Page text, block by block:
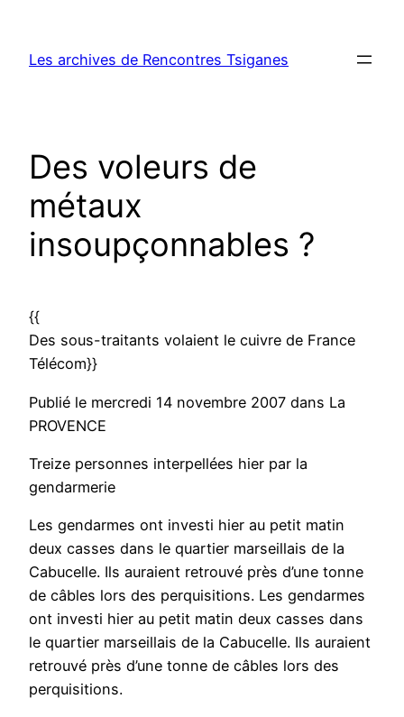
contenu
Les archives de Rencontres Tsiganes
Des voleurs de
métaux
insoupçonnables ?
{{
Des sous-traitants volaient le cuivre de France
Télécom}}
Publié le mercredi 14 novembre 2007 dans La
PROVENCE
Treize personnes interpellées hier par la
gendarmerie
Les gendarmes ont investi hier au petit matin
deux casses dans le quartier marseillais de la
Cabucelle. Ils auraient retrouvé près d’une tonne
de câbles lors des perquisitions. Les gendarmes
ont investi hier au petit matin deux casses dans
le quartier marseillais de la Cabucelle. Ils auraient
retrouvé près d’une tonne de câbles lors des
perquisitions.